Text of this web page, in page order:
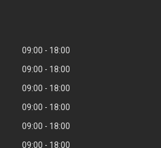
09:00
18:00
09:00
18:00
09:00
18:00
09:00
18:00
09:00
18:00
09:00 18:00